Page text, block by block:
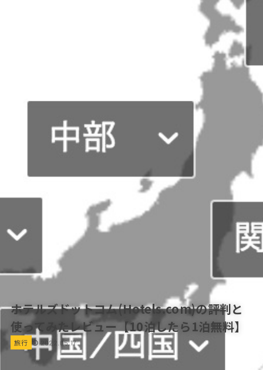
ホテルズドットコム(Hotels.com)の評判と
使ってみたレビュー【10泊したら1泊無料】
旅行 2022.05.17